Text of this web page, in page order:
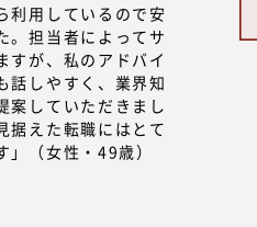
利用しているので安
。担当者によってサ
すが、私のアドバイ
話しやすく、業界知
案していただきまし
据えた転職にはとて
」（女性・49歳）